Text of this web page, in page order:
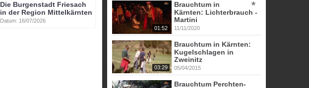
Die Burgenstadt Friesach
in der Region Mittelkärnten
Datum: 16/07/2026
01:52
Brauchtum in
Kärnten: Lichterbrauch -
Martini
11/11/2020
03:29
Brauchtum in Kärnten:
Kugelschlagen in
Zweinitz
05/04/2015
Brauchtum Perchten-